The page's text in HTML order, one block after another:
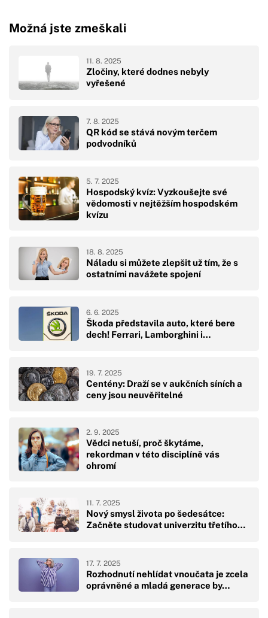
Možná jste zmeškali
Zločiny, které dodnes nebyly
vyřešené
11. 8. 2025
QR kód se stává novým terčem
podvodníků
7. 8. 2025
Hospodský kvíz: Vyzkoušejte své
vědomosti v nejtěžším hospodském
kvízu
5. 7. 2025
Náladu si můžete zlepšit už tím, že s
ostatními navážete spojení
18. 8. 2025
Škoda představila auto, které bere
dech! Ferrari, Lamborghini i…
6. 6. 2025
Centény: Draží se v aukčních síních a
ceny jsou neuvěřitelné
19. 7. 2025
Vědci netuší, proč škytáme,
rekordman v této disciplíně vás
ohromí
2. 9. 2025
Nový smysl života po šedesátce:
Začněte studovat univerzitu třetího…
11. 7. 2025
Rozhodnutí nehlídat vnoučata je zcela
oprávněné a mladá generace by…
17. 7. 2025